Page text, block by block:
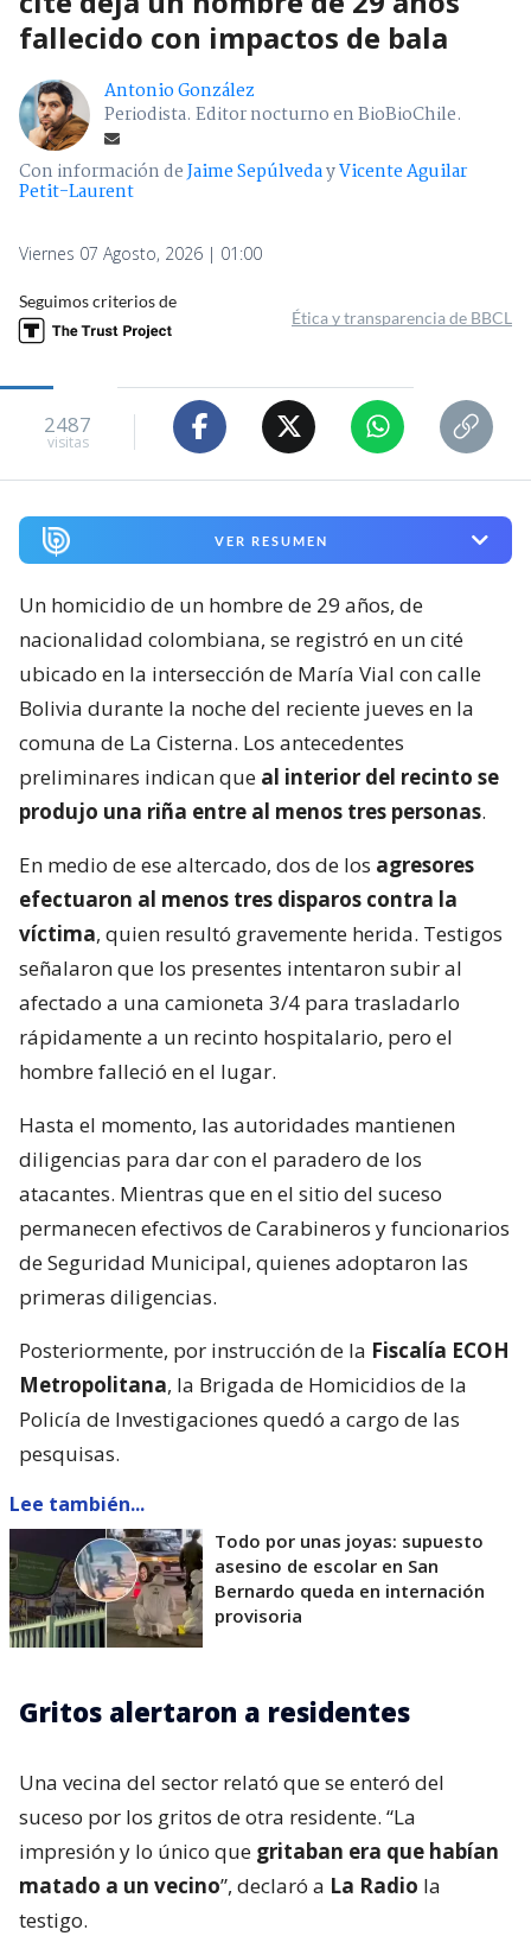
fallecido con impactos de bala
Antonio González
Periodista. Editor nocturno en BioBioChile.
Con información deJaime SepúlvedayVicente Aguilar
Petit-Laurent
Viernes 07 Agosto, 2026 | 01:00
Seguimos criterios de
Ética y transparencia de BBCL
2487
visitas
VER RESUMEN
Un homicidio de un hombre de 29 años, de
nacionalidad colombiana, se registró en un cité
ubicado en la intersección de María Vial con calle
Bolivia durante la noche del reciente jueves en la
comuna de La Cisterna. Los antecedentes
preliminares indican que al interior del recinto se
produjo una riña entre al menos tres personas.
En medio de ese altercado, dos de los agresores
efectuaron al menos tres disparos contra la
víctima, quien resultó gravemente herida. Testigos
señalaron que los presentes intentaron subir al
afectado a una camioneta 3/4 para trasladarlo
rápidamente a un recinto hospitalario, pero el
hombre falleció en el lugar.
Hasta el momento, las autoridades mantienen
diligencias para dar con el paradero de los
atacantes. Mientras que en el sitio del suceso
permanecen efectivos de Carabineros y funcionarios
de Seguridad Municipal, quienes adoptaron las
primeras diligencias.
Posteriormente, por instrucción de la Fiscalía ECOH
Metropolitana, la Brigada de Homicidios de la
Policía de Investigaciones quedó a cargo de las
pesquisas.
Lee también...
Todo por unas joyas: supuesto
asesino de escolar en San
Bernardo queda en internación
provisoria
Gritos alertaron a residentes
Una vecina del sector relató que se enteró del
suceso por los gritos de otra residente. “La
impresión y lo único que gritaban era que habían
matado a un vecino”, declaró a La Radio la
testigo.